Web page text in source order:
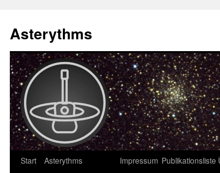
Asterythms
Zum
Start
Asterythms
Impressum Publikationsliste